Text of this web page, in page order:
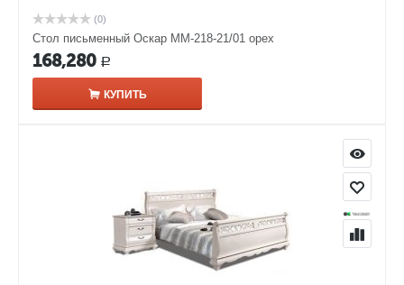
(0)
Стол письменный Оскар ММ-218-21/01 орех
168,280 Р
КУПИТЬ